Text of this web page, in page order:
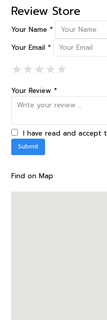
Review Store
Your Name *
Your Email *
★1 Star
★★2
★★★3
★★★★4
★★★★★5
Your Review *
I have read and accept
Find on Map